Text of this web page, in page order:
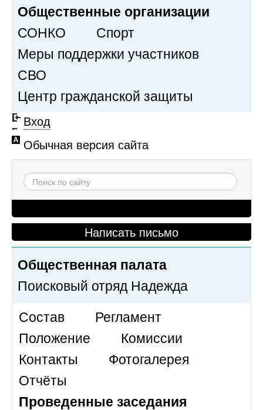
Общественные организации
СОНКО
Спорт
Меры поддержки участников
СВО
Центр гражданской защиты
Вход
Обычная версия сайта
Написать письмо
Общественная палата
Поисковый отряд Надежда
Состав
Регламент
Положение
Комиссии
Контакты
Фотогалерея
Отчёты
Проведенные заседания